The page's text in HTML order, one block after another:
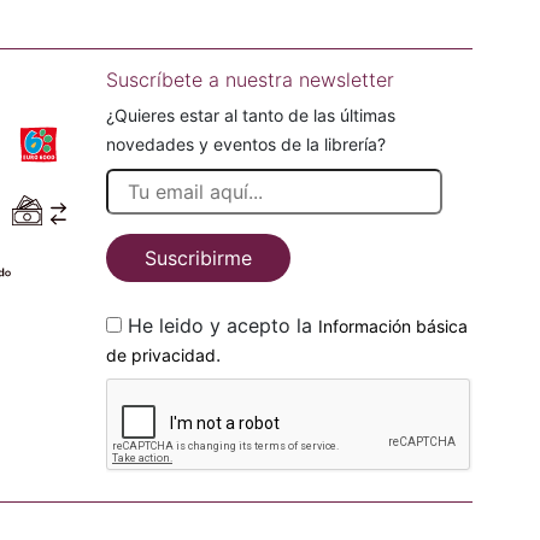
Suscríbete a nuestra newsletter
¿Quieres estar al tanto de las últimas
novedades y eventos de la librería?
Suscribirme
He leido y acepto la Información básica
de privacidad.